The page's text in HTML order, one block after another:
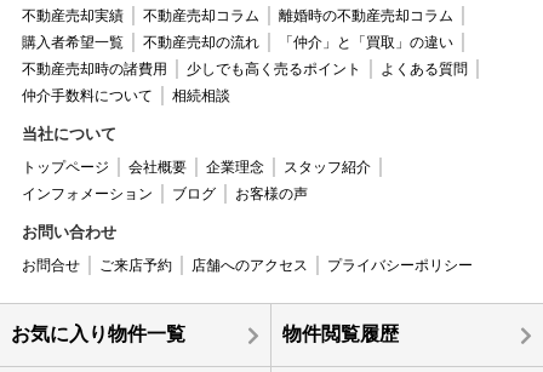
不動産売却実績
不動産売却コラム
離婚時の不動産売却コラム
購入者希望一覧
不動産売却の流れ
「仲介」と「買取」の違い
不動産売却時の諸費用
少しでも高く売るポイント
よくある質問
仲介手数料について
相続相談
当社について
トップページ 会社概要 企業理念
スタッフ紹介
インフォメーション
ブログ お客様の声
お問い合わせ
お問合せ ご来店予約 店舗へのアクセス プライバシーポリシー
お気に入り物件一覧 物件閲覧履歴